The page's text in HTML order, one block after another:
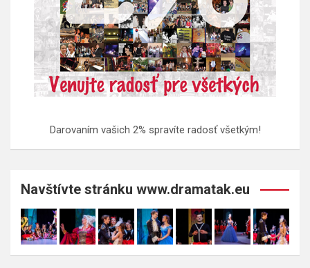
Darovaním vašich 2% spravíte radosť všetkým!
Navštívte stránku www.dramatak.eu